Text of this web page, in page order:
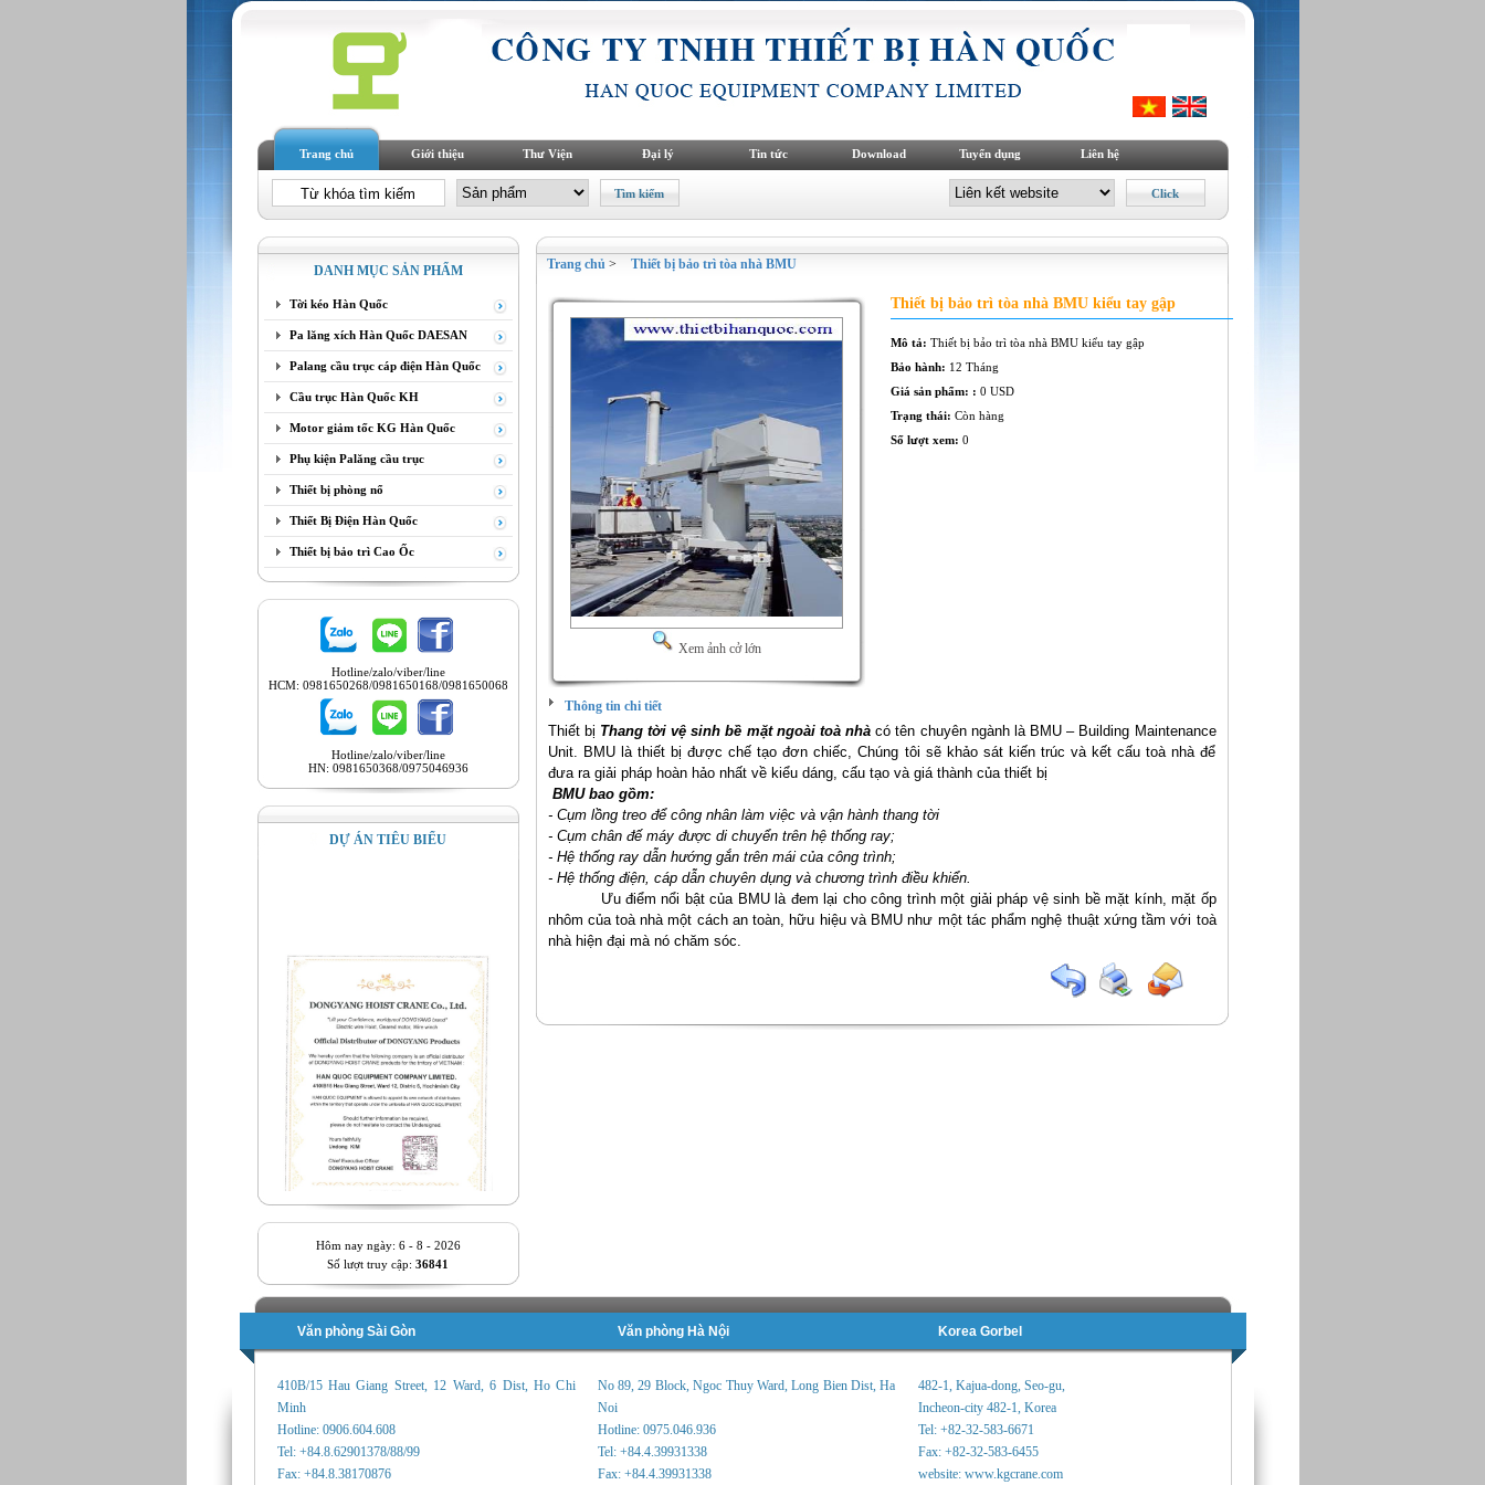
Trang chủ Giới thiệu Thư Viện Đại lý Tin tức Download Tuyển dụng Liên hệ
DANH MỤC SẢN PHẨM
Tời kéo Hàn Quốc
Pa lăng xích Hàn Quốc DAESAN
Palang cầu trục cáp điện Hàn Quốc
Cầu trục Hàn Quốc KH
Motor giảm tốc KG Hàn Quốc
Phụ kiện Palăng cầu trục
Thiết bị phòng nổ
Thiết Bị Điện Hàn Quốc
Thiết bị bảo trì Cao Ốc
Hotline/zalo/viber/line
HCM: 0981650268/0981650168/0981650068
Hotline/zalo/viber/line
HN: 0981650368/0975046936
DỰ ÁN TIÊU BIỂU
Hôm nay ngày: 6 - 8 - 2026
Số lượt truy cập: 36841
Trang chủ> Thiết bị bảo trì tòa nhà BMU
Xem ảnh cở lớn
Thiết bị bảo trì tòa nhà BMU kiểu tay gập
Mô tả: Thiết bị bảo trì tòa nhà BMU kiểu tay gập
Bảo hành: 12 Tháng
Giá sản phẩm: : 0 USD
Trạng thái: Còn hàng
Số lượt xem: 0
Thông tin chi tiết
Thiết bị Thang tời vệ sinh bề mặt ngoài toà nhàcó tên chuyên ngành là BMU – Building Maintenance
Unit. BMU là thiết bị được chế tạo đơn chiếc, Chúng tôi sẽ khảo sát kiến trúc và kết cấu toà nhà để
đưa ra giải pháp hoàn hảo nhất về kiểu dáng, cấu tạo và giá thành của thiết bị
BMU bao gồm:
- Cụm lồng treo để công nhân làm việc và vận hành thang tời
- Cụm chân đế máy được di chuyển trên hệ thống ray;
- Hệ thống ray dẫn hướng gắn trên mái của công trình;
- Hệ thống điện, cáp dẫn chuyên dụng và chương trình điều khiển.
Ưu điểm nổi bật của BMU là đem lại cho công trình một giải pháp vệ sinh bề mặt kính, mặt ốp
nhôm của toà nhà một cách an toàn, hữu hiệu và BMU như một tác phẩm nghệ thuật xứng tầm với toà
nhà hiện đại mà nó chăm sóc.
Văn phòng Sài Gòn Văn phòng Hà Nội Korea Gorbel
410B/15 Hau Giang Street, 12 Ward, 6 Dist, Ho Chi
Minh
Hotline: 0906.604.608
Tel: +84.8.62901378/88/99
Fax: +84.8.38170876
No 89, 29 Block, Ngoc Thuy Ward, Long Bien Dist, Ha
Noi
Hotline: 0975.046.936
Tel: +84.4.39931338
Fax: +84.4.39931338
482-1, Kajua-dong, Seo-gu,
Incheon-city 482-1, Korea
Tel: +82-32-583-6671
Fax: +82-32-583-6455
website: www.kgcrane.com